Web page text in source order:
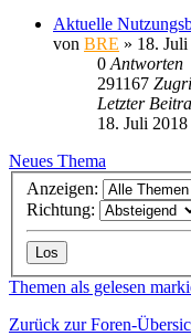
Aktuelle
von BRE » 18.
0 Antworten
291167
Letzter
18. Juli
Neues Thema
Anzeigen:
Richtung:
Themen als gelesen
Zurück zur Foren-